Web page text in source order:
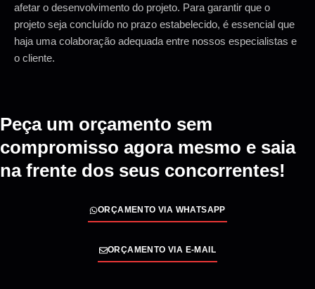
afetar o desenvolvimento do projeto. Para garantir que o
projeto seja concluído no prazo estabelecido, é essencial que
haja uma colaboração adequada entre nossos especialistas e
o cliente.
Peça um orçamento sem
compromisso agora mesmo e saia
na frente dos seus concorrentes!
ORÇAMENTO VIA WHATSAPP
ORÇAMENTO VIA E-MAIL